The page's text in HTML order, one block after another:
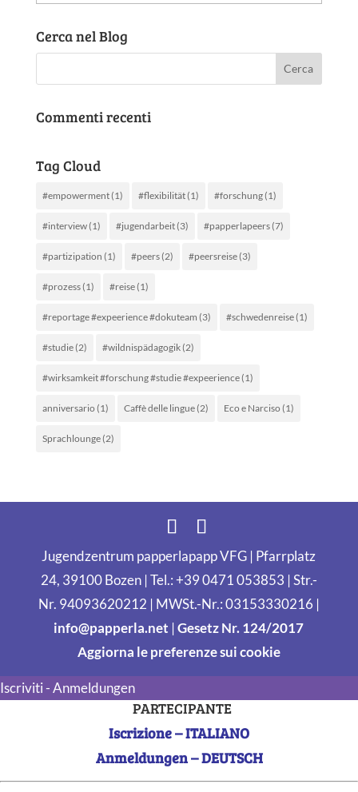
Cerca nel Blog
Commenti recenti
Tag Cloud
#empowerment(1) #flexibilität(1) #forschung(1)
#interview(1) #jugendarbeit(3) #papperlapeers(7)
#partizipation (1) #peers(2) #peersreise(3)
#prozess(1) #reise(1)
#reportage #expeerience #dokuteam (3) #schwedenreise(1)
#studie(2) #wildnispädagogik(2)
#wirksamkeit #forschung #studie #expeerience(1)
anniversario (1) Caffè delle lingue(2) Eco e Narciso (1)
Sprachlounge(2)
Jugendzentrum papperlapapp VFG | Pfarrplatz
24, 39100 Bozen | Tel.: +39 0471 053853 | Str.-
Nr. 94093620212 | MWSt.-Nr.: 03153330216 |
info@papperla.net |Gesetz Nr. 124/2017
Aggiorna le preferenze sui cookie
Iscriviti - Anmeldungen
PARTECIPANTE
Iscrizione – ITALIANO
Anmeldungen – DEUTSCH